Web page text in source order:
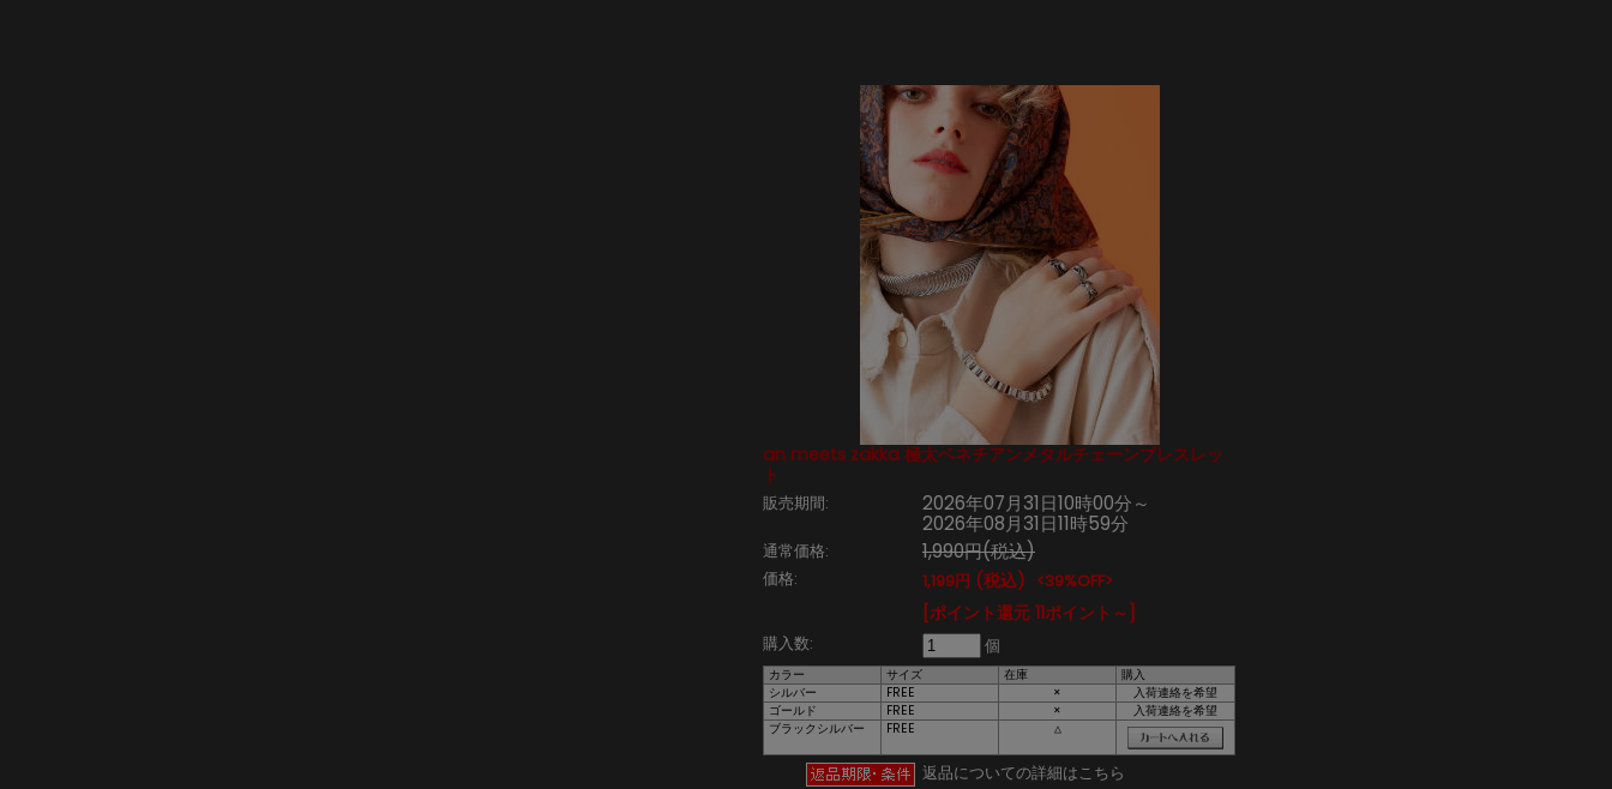
an meets zakka 極太ベネチアンメタルチェーンブレスレッ
ト
販売期間:
2026年07月31日10時00分～
2026年08月31日11時59分
通常価格: 1,990円(税込)
価格: 1,199円 (税込) <39%OFF>
[ポイント還元 11ポイント～]
購入数: 個
カラー サイズ 在庫
購入
シルバー
FREE ×
入荷連絡を希望
ゴールド
FREE ×
入荷連絡を希望
ブラックシルバー
FREE △
返品についての詳細はこちら